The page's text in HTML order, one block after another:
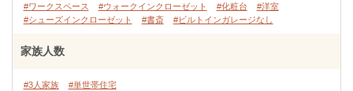
#ワークスペース
#ウォークインクローゼット #化粧台
#洋室
#シューズインクローゼット
#書斎 #ビルトインガレージなし
家族人数
#3人家族 #単世帯住宅